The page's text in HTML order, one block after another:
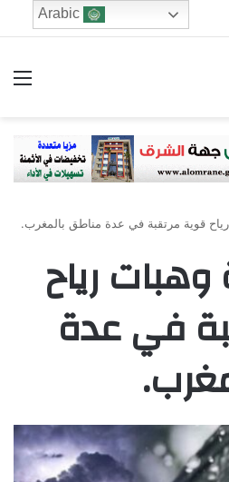
أراوخو إلى ليفربول لموسم واحد
قوية مرتقبة في عدة مناطق بالمغرب.
رياح
في عدة
Arabic